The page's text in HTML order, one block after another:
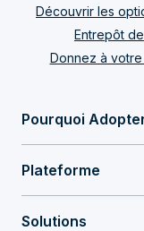
Découvrir les
Entrepôt
Donnez à
Pourquoi
Plateforme
Solutions